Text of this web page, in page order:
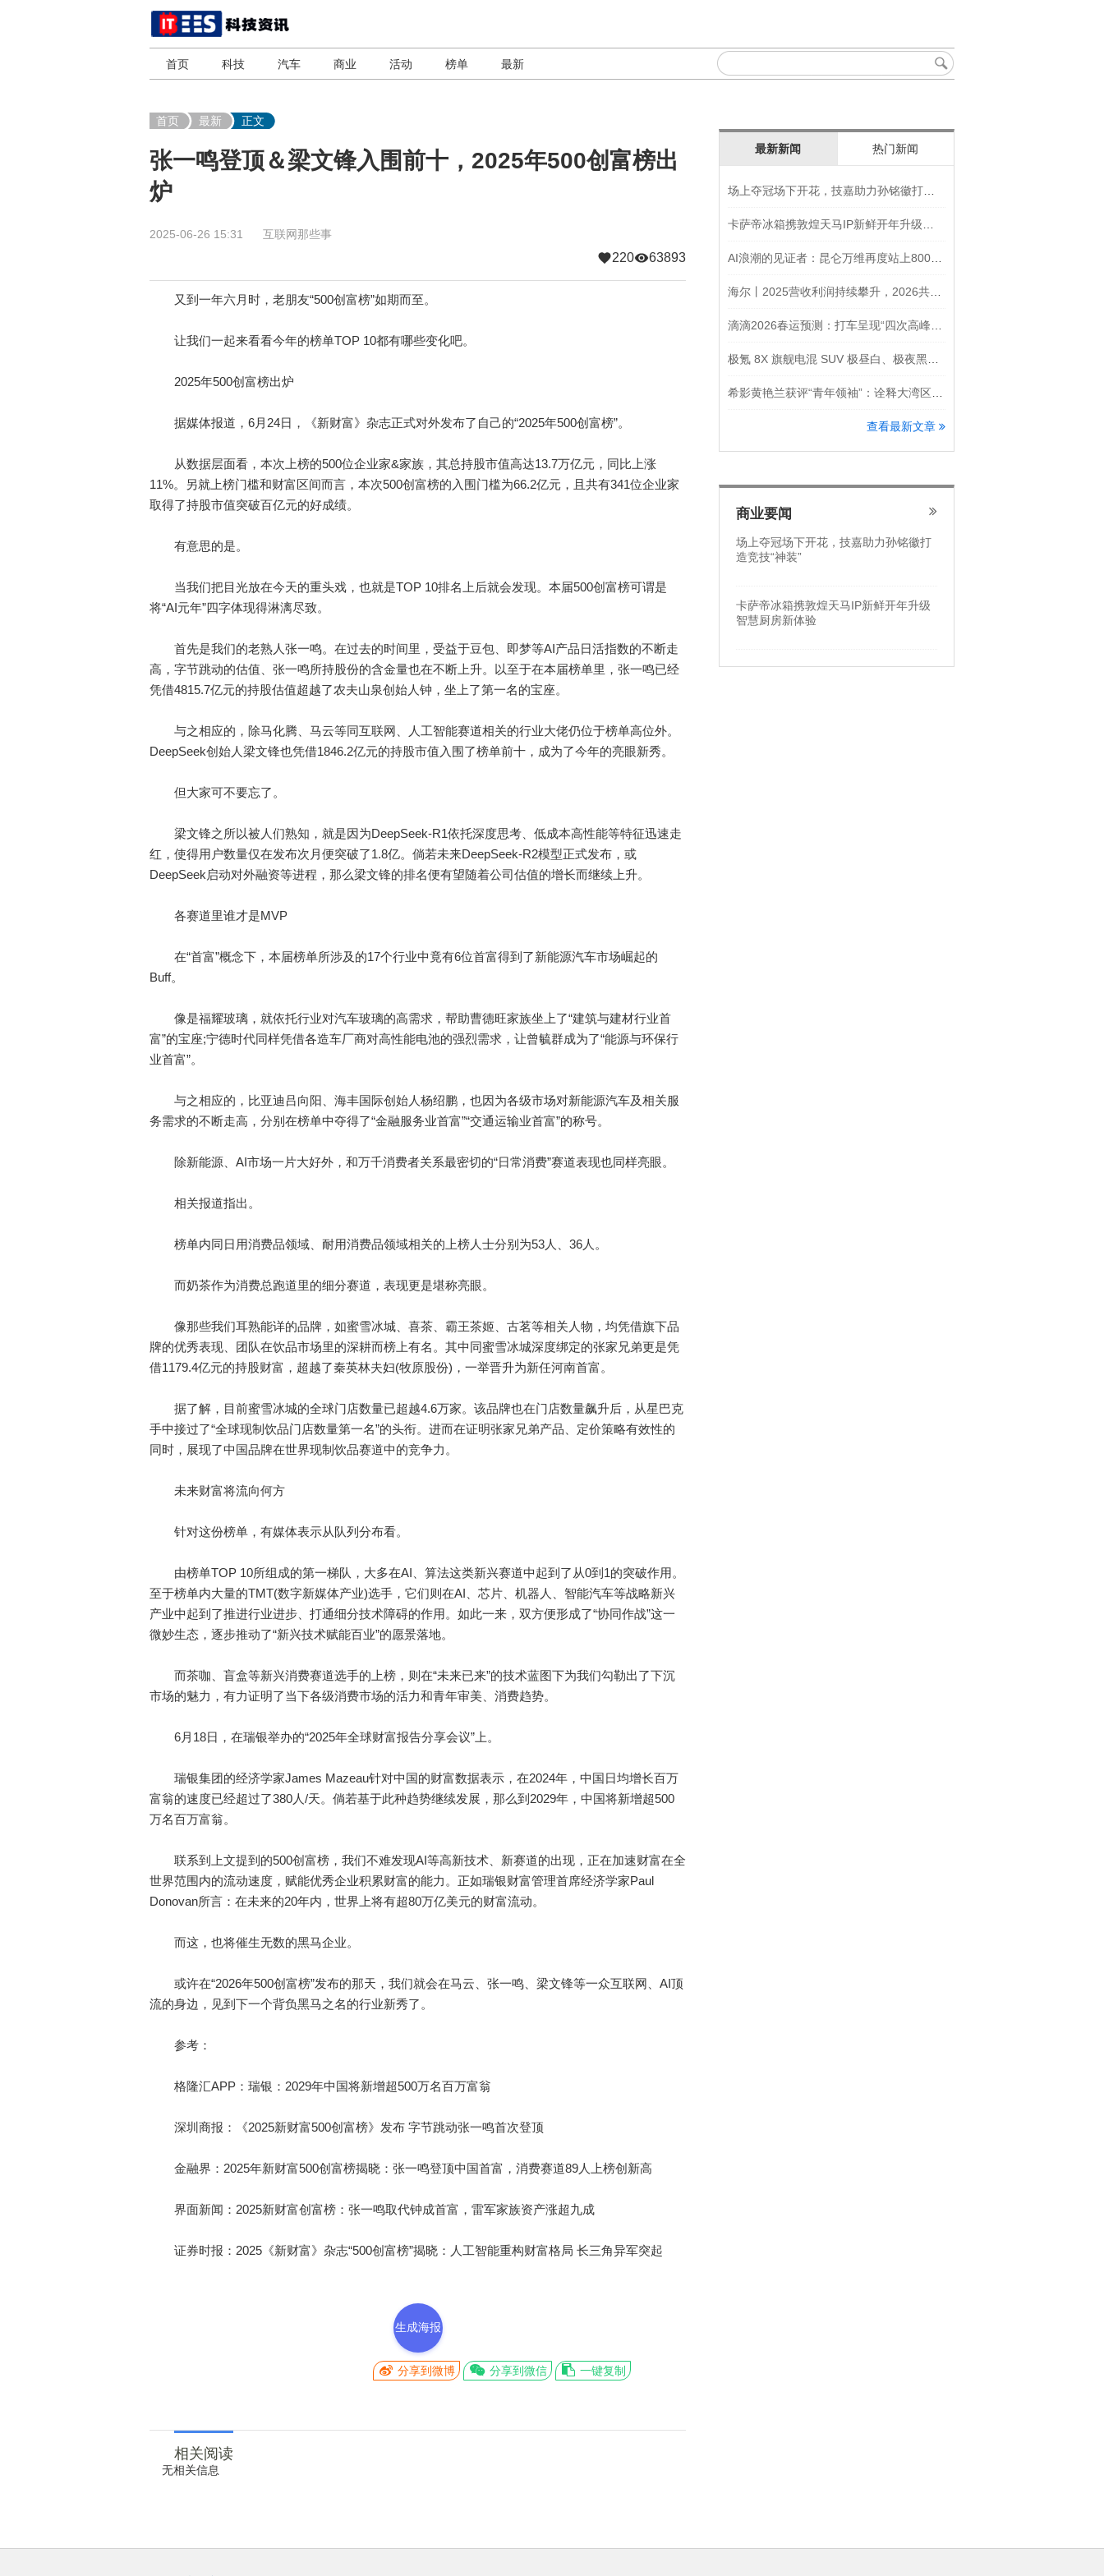
首页 科技 汽车 商业 活动 榜单 最新
首页 最新 正文
张一鸣登顶＆梁文锋入围前十，2025年500创富榜出
炉
2025-06-26 15:31 互联网那些事
220 63893
又到一年六月时，老朋友“500创富榜”如期而至。
让我们一起来看看今年的榜单TOP 10都有哪些变化吧。
2025年500创富榜出炉
据媒体报道，6月24日，《新财富》杂志正式对外发布了自己的“2025年500创富榜”。
从数据层面看，本次上榜的500位企业家&家族，其总持股市值高达13.7万亿元，同比上涨
11%。另就上榜门槛和财富区间而言，本次500创富榜的入围门槛为66.2亿元，且共有341位企业家
取得了持股市值突破百亿元的好成绩。
有意思的是。
当我们把目光放在今天的重头戏，也就是TOP 10排名上后就会发现。本届500创富榜可谓是
将“AI元年”四字体现得淋漓尽致。
首先是我们的老熟人张一鸣。在过去的时间里，受益于豆包、即梦等AI产品日活指数的不断走
高，字节跳动的估值、张一鸣所持股份的含金量也在不断上升。以至于在本届榜单里，张一鸣已经
凭借4815.7亿元的持股估值超越了农夫山泉创始人钟，坐上了第一名的宝座。
与之相应的，除马化腾、马云等同互联网、人工智能赛道相关的行业大佬仍位于榜单高位外。
DeepSeek创始人梁文锋也凭借1846.2亿元的持股市值入围了榜单前十，成为了今年的亮眼新秀。
但大家可不要忘了。
梁文锋之所以被人们熟知，就是因为DeepSeek-R1依托深度思考、低成本高性能等特征迅速走
红，使得用户数量仅在发布次月便突破了1.8亿。倘若未来DeepSeek-R2模型正式发布，或
DeepSeek启动对外融资等进程，那么梁文锋的排名便有望随着公司估值的增长而继续上升。
各赛道里谁才是MVP
在“首富”概念下，本届榜单所涉及的17个行业中竟有6位首富得到了新能源汽车市场崛起的
Buff。
像是福耀玻璃，就依托行业对汽车玻璃的高需求，帮助曹德旺家族坐上了“建筑与建材行业首
富”的宝座;宁德时代同样凭借各造车厂商对高性能电池的强烈需求，让曾毓群成为了“能源与环保行
业首富”。
与之相应的，比亚迪吕向阳、海丰国际创始人杨绍鹏，也因为各级市场对新能源汽车及相关服
务需求的不断走高，分别在榜单中夺得了“金融服务业首富”“交通运输业首富”的称号。
除新能源、AI市场一片大好外，和万千消费者关系最密切的“日常消费”赛道表现也同样亮眼。
相关报道指出。
榜单内同日用消费品领域、耐用消费品领域相关的上榜人士分别为53人、36人。
而奶茶作为消费总跑道里的细分赛道，表现更是堪称亮眼。
像那些我们耳熟能详的品牌，如蜜雪冰城、喜茶、霸王茶姬、古茗等相关人物，均凭借旗下品
牌的优秀表现、团队在饮品市场里的深耕而榜上有名。其中同蜜雪冰城深度绑定的张家兄弟更是凭
借1179.4亿元的持股财富，超越了秦英林夫妇(牧原股份)，一举晋升为新任河南首富。
据了解，目前蜜雪冰城的全球门店数量已超越4.6万家。该品牌也在门店数量飙升后，从星巴克
手中接过了“全球现制饮品门店数量第一名”的头衔。进而在证明张家兄弟产品、定价策略有效性的
同时，展现了中国品牌在世界现制饮品赛道中的竞争力。
未来财富将流向何方
针对这份榜单，有媒体表示从队列分布看。
由榜单TOP 10所组成的第一梯队，大多在AI、算法这类新兴赛道中起到了从0到1的突破作用。
至于榜单内大量的TMT(数字新媒体产业)选手，它们则在AI、芯片、机器人、智能汽车等战略新兴
产业中起到了推进行业进步、打通细分技术障碍的作用。如此一来，双方便形成了“协同作战”这一
微妙生态，逐步推动了“新兴技术赋能百业”的愿景落地。
而茶咖、盲盒等新兴消费赛道选手的上榜，则在“未来已来”的技术蓝图下为我们勾勒出了下沉
市场的魅力，有力证明了当下各级消费市场的活力和青年审美、消费趋势。
6月18日，在瑞银举办的“2025年全球财富报告分享会议”上。
瑞银集团的经济学家James Mazeau针对中国的财富数据表示，在2024年，中国日均增长百万
富翁的速度已经超过了380人/天。倘若基于此种趋势继续发展，那么到2029年，中国将新增超500
万名百万富翁。
联系到上文提到的500创富榜，我们不难发现AI等高新技术、新赛道的出现，正在加速财富在全
世界范围内的流动速度，赋能优秀企业积累财富的能力。正如瑞银财富管理首席经济学家Paul
Donovan所言：在未来的20年内，世界上将有超80万亿美元的财富流动。
而这，也将催生无数的黑马企业。
或许在“2026年500创富榜”发布的那天，我们就会在马云、张一鸣、梁文锋等一众互联网、AI顶
流的身边，见到下一个背负黑马之名的行业新秀了。
参考：
格隆汇APP：瑞银：2029年中国将新增超500万名百万富翁
深圳商报：《2025新财富500创富榜》发布 字节跳动张一鸣首次登顶
金融界：2025年新财富500创富榜揭晓：张一鸣登顶中国首富，消费赛道89人上榜创新高
界面新闻：2025新财富创富榜：张一鸣取代钟成首富，雷军家族资产涨超九成
证券时报：2025《新财富》杂志“500创富榜”揭晓：人工智能重构财富格局 长三角异军突起
生成海报
分享到微博 分享到微信 一键复制
相关阅读
无相关信息
最新新闻 热门新闻
查看最新文章
商业要闻
场上夺冠场下开花，技嘉助力孙铭徽打
造竞技“神装”
卡萨帝冰箱携敦煌天马IP新鲜开年升级
智慧厨房新体验